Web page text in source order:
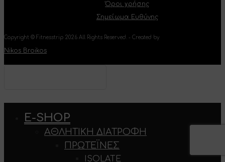
Όροι χρήσης
Σημείωμα Ευθύνης
Copyright © Fitnesstrip 2026 All Rights Reserved. - Created by
Nikos Broikos
E-SHOP
ΑΘΛΗΤΙΚΉ ΔΙΑΤΡΟΦΉ
ΠΡΩΤΕΪΝΕΣ
ISOLATE